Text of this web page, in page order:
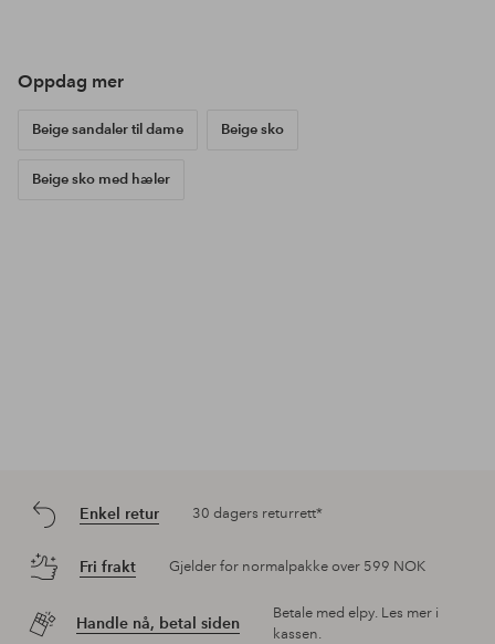
Oppdag mer
Beige sandaler til dame Beige sko
Beige sko med hæler
Enkel retur 30 dagers returrett*
Fri frakt Gjelder for normalpakke over 599 NOK
Handle nå, betal siden
Betale med elpy. Les mer i
kassen.